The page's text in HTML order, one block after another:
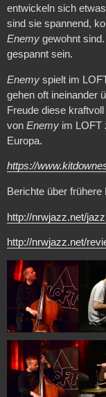
entwickeln sich
sind sie spannend,
Enemy gewohnt
gespannt sein.
Enemy spielt im
gehen oft ineinander
Freude diese
von Enemyim LOFT
Europa.
https://
Berichte über frühere
http://nrwjazz.net/
http://nrwjazz.net/